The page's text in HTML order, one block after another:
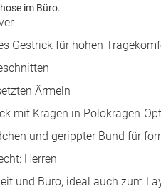
im Büro.
Gestrick für hohen
Ärmeln
mit Kragen in Polokragen-
und gerippter Bund für
Herren
und Büro, ideal auch zum